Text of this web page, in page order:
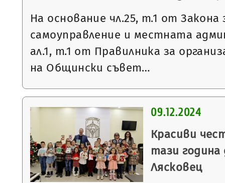
На основание чл.25, т.1 от
самоуправление и местната
ал.1, т.1 от Правилника за
на Общински съвет…
09.12.2024
Красиви
тази
Лясковец